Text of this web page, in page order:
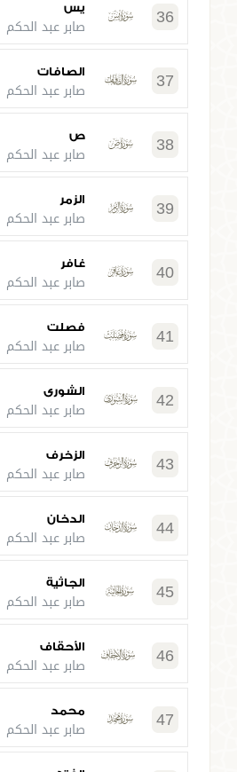
36 يس
صابر عبد الحكم
37 الصافات
صابر عبد الحكم
38 ص
صابر عبد الحكم
39 الزمر
صابر عبد الحكم
40 غافر
صابر عبد الحكم
41 فصلت
صابر عبد الحكم
42 الشورى
صابر عبد الحكم
43 الزخرف
صابر عبد الحكم
44 الدخان
صابر عبد الحكم
45 الجاثية
صابر عبد الحكم
46 الأحقاف
صابر عبد الحكم
47 محمد
صابر عبد الحكم